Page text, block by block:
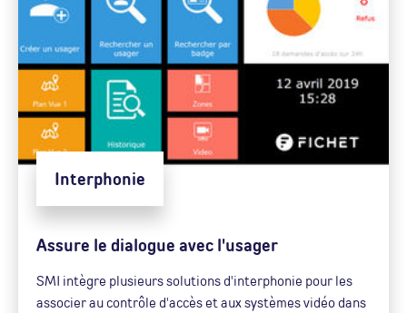
Interphonie
Assure le dialogue avec l'usager
SMI intègre plusieurs solutions d'interphonie pour les
associer au contrôle d'accès et aux systèmes vidéo dans